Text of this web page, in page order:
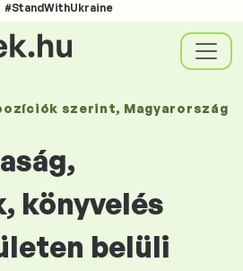
#StandWithUkraine
szerint, Magyarország
könyvelés
belüli